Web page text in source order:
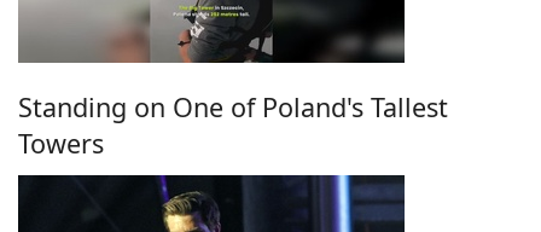
Standing on One of Poland's Tallest
Towers